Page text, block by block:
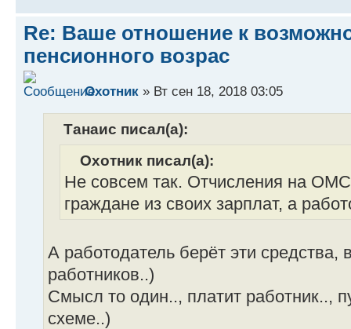
Re: Ваше отношение к
пенсионного возрас
Охотник » Вт сен 18, 2018 03:05
Танаис писал(а):
Охотник писал(а):
Не совсем так. Отчисления на
граждане из своих зарплат, а
А работодатель берёт эти средства,
работников..)
Смысл то один.., платит работник..,
схеме..)